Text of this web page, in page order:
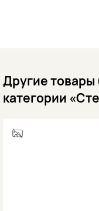
Другие товары
категории